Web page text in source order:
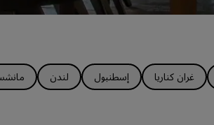
غران كناريا إسطنبول لندن